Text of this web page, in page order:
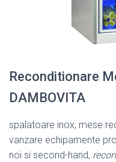
Reconditionare
DAMBOVITA
spalatoare inox, mese
vanzare echipamente
noi si second-hand,